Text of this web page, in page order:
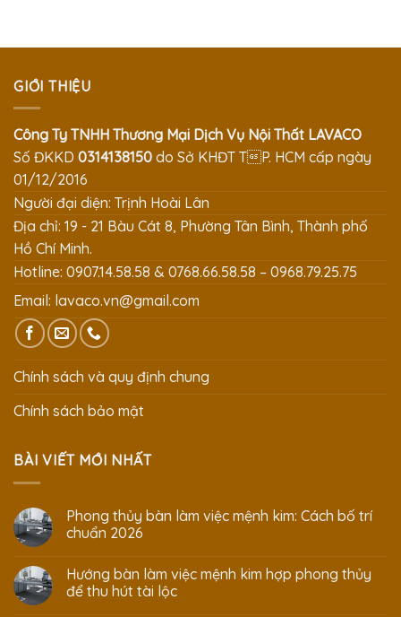
GIỚI THIỆU
Công Ty TNHH Thương Mại Dịch Vụ Nội Thất LAVACO
Số ĐKKD 0314138150 do Sở KHĐT TP. HCM cấp ngày
01/12/2016
Người đại diện: Trịnh Hoài Lân
Địa chỉ: 19 - 21 Bàu Cát 8, Phường Tân Bình, Thành phố
Hồ Chí Minh.
Hotline: 0907.14.58.58 & 0768.66.58.58 – 0968.79.25.75
Email: lavaco.vn@gmail.com
Chính sách và quy định chung
Chính sách bảo mật
BÀI VIẾT MỚI NHẤT
Phong thủy bàn làm việc mệnh kim: Cách bố trí
chuẩn 2026
Hướng bàn làm việc mệnh kim hợp phong thủy
để thu hút tài lộc